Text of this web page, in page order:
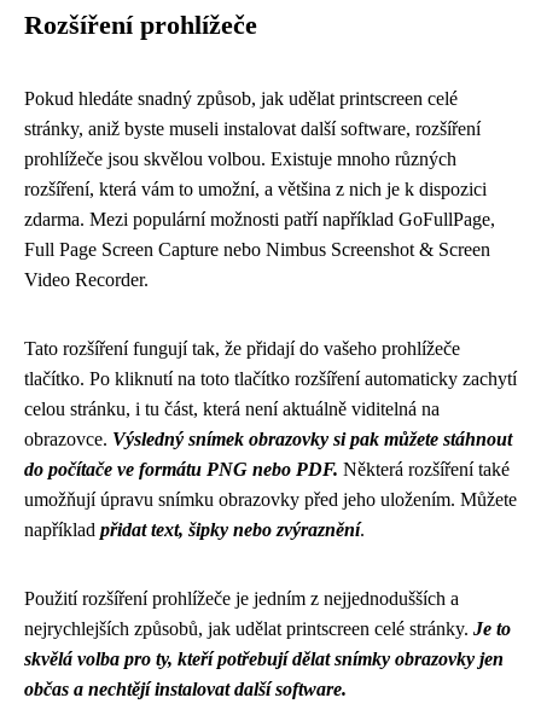
Rozšíření prohlížeče
Pokud hledáte snadný způsob, jak udělat printscreen celé
stránky, aniž byste museli instalovat další software, rozšíření
prohlížeče jsou skvělou volbou. Existuje mnoho různých
rozšíření, která vám to umožní, a většina z nich je k dispozici
zdarma. Mezi populární možnosti patří například GoFullPage,
Full Page Screen Capture nebo Nimbus Screenshot & Screen
Video Recorder.
Tato rozšíření fungují tak, že přidají do vašeho prohlížeče
tlačítko. Po kliknutí na toto tlačítko rozšíření automaticky zachytí
celou stránku, i tu část, která není aktuálně viditelná na
obrazovce. Výsledný snímek obrazovky si pak můžete stáhnout
do počítače ve formátu PNG nebo PDF. Některá rozšíření také
umožňují úpravu snímku obrazovky před jeho uložením. Můžete
například přidat text, šipky nebo zvýraznění.
Použití rozšíření prohlížeče je jedním z nejjednodušších a
nejrychlejších způsobů, jak udělat printscreen celé stránky. Je to
skvělá volba pro ty, kteří potřebují dělat snímky obrazovky jen
občas a nechtějí instalovat další software.